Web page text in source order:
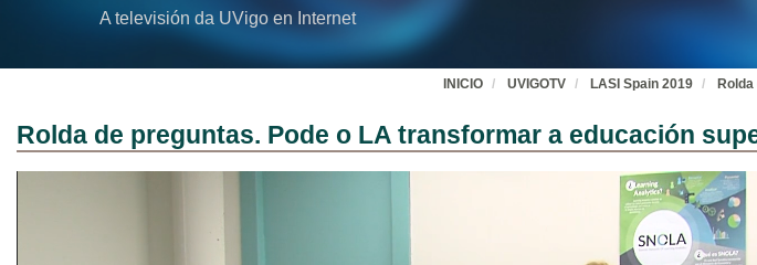
A televisión da UVigo en Internet
INICIO UVIGOTV LASI Spain 2019
Rolda de preguntas. Pode o LA transformar a educación